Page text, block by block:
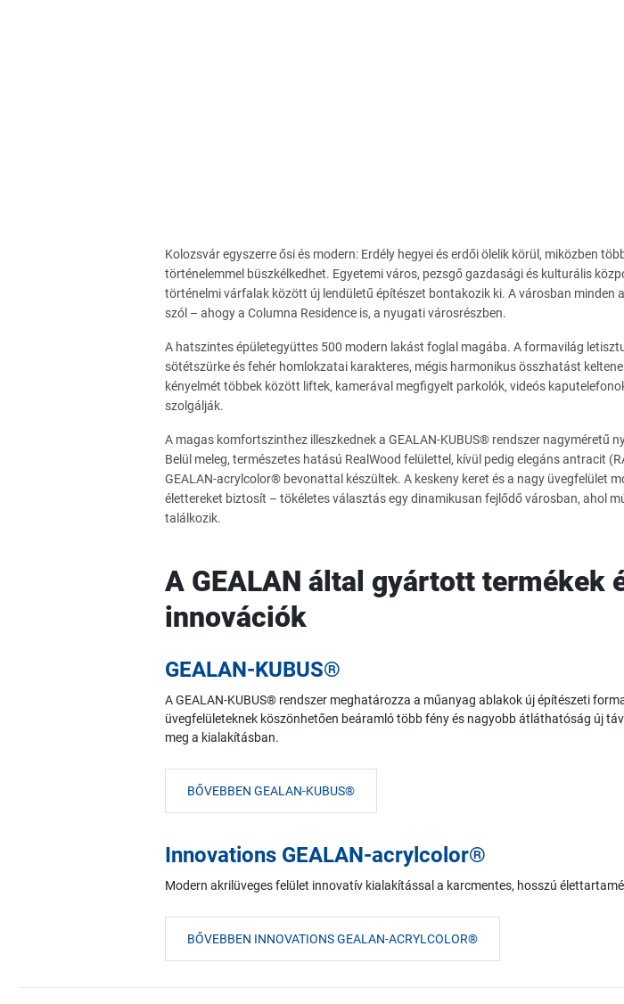
Kolozsvár egyszerre ősi és modern: Erdély hegyei és erdői ölelik körül, miközben
történelemmel büszkélkedhet. Egyetemi város, pezsgő gazdasági és kulturális
történelmi várfalak között új lendületű építészet bontakozik ki. A városban minden
szól – ahogy a Columna Residence is, a nyugati városrészben.
A hatszintes épületegyüttes 500 modern lakást foglal magába. A formavilág
sötétszürke és fehér homlokzatai karakteres, mégis harmonikus összhatást
kényelmét többek között liftek, kamerával megfigyelt parkolók, videós
szolgálják.
A magas komfortszinthez illeszkednek a GEALAN-KUBUS® rendszer nagyméretű
Belül meleg, természetes hatású RealWood felülettel, kívül pedig elegáns antracit
GEALAN-acrylcolor® bevonattal készültek. A keskeny keret és a nagy üvegfelület
élettereket biztosít – tökéletes választás egy dinamikusan fejlődő városban, ahol
találkozik.
A GEALAN által gyártott termékek
innovációk
GEALAN-KUBUS®
A GEALAN-KUBUS® rendszer meghatározza a műanyag ablakok új építészeti
üvegfelületeknek köszönhetően beáramló több fény és nagyobb átláthatóság új
meg a kialakításban.
BŐVEBBEN GEALAN-KUBUS®
Innovations GEALAN-acrylcolor®
Modern akrilüveges felület innovatív kialakítással a karcmentes, hosszú
BŐVEBBEN INNOVATIONS GEALAN-ACRYLCOLOR®